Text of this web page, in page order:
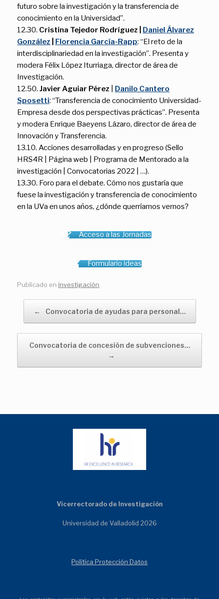
futuro sobre la investigación y la transferencia de
conocimiento en la Universidad”.
12.30. Cristina Tejedor Rodríguez |
Daniel Álvarez
González
Florencia García-Rapp: “El reto de la
interdisciplinariedad en la investigación”. Presenta y
modera Félix López Iturriaga, director de área de
Investigación.
12.50. Javier Aguiar Pérez
Danilo Cantero
Sposetti: “Transferencia de conocimiento Universidad-
Empresa desde dos perspectivas prácticas”. Presenta
y modera Enrique Baeyens Lázaro, director de área de
Innovación y Transferencia.
13.10. Acciones desarrolladas y en progreso (Sello
HRS4R | Página web | Programa de Mentorado a la
investigación | Convocatorias 2022 | …).
13.30. Foro para el debate. Cómo nos gustaría que
fuese la investigación y transferencia de conocimiento
en la UVa en unos años, ¿dónde querríamos vernos?
Acceso a las Jornadas
Formulario ideas
Publicado en investigación
← Convocatoria de ayudas para personal…
Convocatoria de concesión de subvenciones…
→
Vicerrectorado de Investigación
Universidad de Valladolid 2026
Política Protección Datos